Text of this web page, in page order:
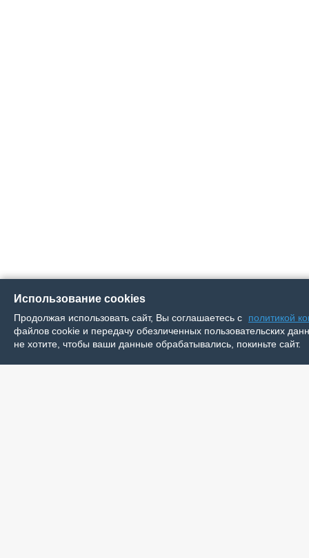
Использование cookies
Продолжая использовать сайт, Вы соглашаетесь с
политикой
файлов cookie и передачу обезличенных пользовательских
не хотите, чтобы ваши данные обрабатывались, покиньте сайт.